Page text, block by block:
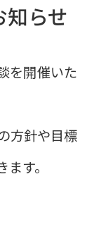
らせ
を開催いた
方針や目標
す。